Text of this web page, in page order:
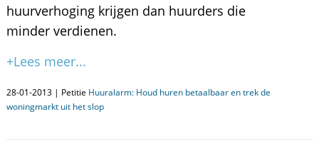
huurverhoging krijgen dan huurders die
minder verdienen.
+Lees meer...
28-01-2013 | Petitie Huuralarm: Houd huren betaalbaar en trek de
woningmarkt uit het slop